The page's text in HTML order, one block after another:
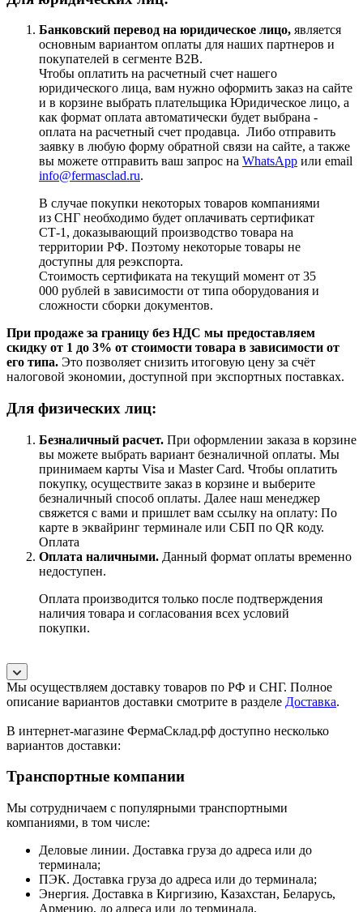
Банковский перевод на юридическое лицо, является
основным вариантом оплаты для наших партнеров и
покупателей в сегменте B2B.
Чтобы оплатить на расчетный счет нашего
юридического лица, вам нужно оформить заказ на сайте
и в корзине выбрать плательщика Юридическое лицо, а
как формат оплата автоматически будет выбрана -
оплата на расчетный счет продавца. Либо отправить
заявку в любую форму обратной связи на сайте, а также
вы можете отправить ваш запрос на WhatsApp или email
info@fermasclad.ru.
В случае покупки некоторых товаров компаниями
из СНГ необходимо будет оплачивать сертификат
СТ-1, доказывающий производство товара на
территории РФ. Поэтому некоторые товары не
доступны для реэкспорта.
Стоимость сертификата на текущий момент от 35
000 рублей в зависимости от типа оборудования и
сложности сборки документов.
При продаже за границу без НДС мы предоставляем
скидку от 1 до 3% от стоимости товара в зависимости от
его типа. Это позволяет снизить итоговую цену за счёт
налоговой экономии, доступной при экспортных поставках.
Для физических лиц:
Безналичный расчет. При оформлении заказа в корзине
вы можете выбрать вариант безналичной оплаты. Мы
принимаем карты Visa и Master Card. Чтобы оплатить
покупку, осуществите заказ в корзине и выберите
безналичный способ оплаты. Далее наш менеджер
свяжется с вами и пришлет вам ссылку на оплату: По
карте в эквайринг терминале или СБП по QR коду.
Оплата
Оплата наличными. Данный формат оплаты временно
недоступен.
Оплата производится только после подтверждения
наличия товара и согласования всех условий
покупки.
Мы осуществляем доставку товаров по РФ и СНГ. Полное
описание вариантов доставки смотрите в разделе Доставка.
В интернет-магазине ФермаСклад.рф доступно несколько
вариантов доставки:
Транспортные компании
Мы сотрудничаем с популярными транспортными
компаниями, в том числе:
Деловые линии. Доставка груза до адреса или до
терминала;
ПЭК. Доставка груза до адреса или до терминала;
Энергия. Доставка в Киргизию, Казахстан, Беларусь,
Армению, до адреса или до терминала.